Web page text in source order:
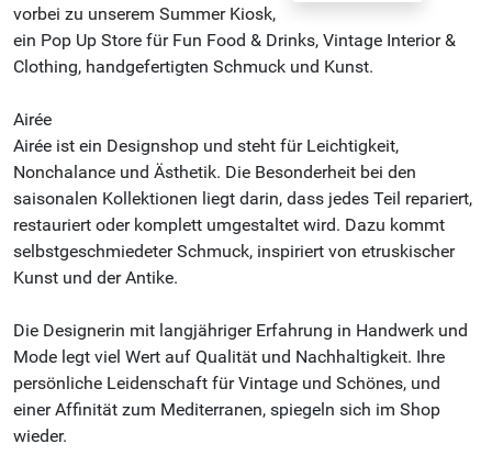
vorbei zu unserem Summer Kiosk,
ein Pop Up Store für Fun Food & Drinks, Vintage Interior &
Clothing, handgefertigten Schmuck und Kunst.
Airée
Airée ist ein Designshop und steht für Leichtigkeit,
Nonchalance und Ästhetik. Die Besonderheit bei den
saisonalen Kollektionen liegt darin, dass jedes Teil repariert,
restauriert oder komplett umgestaltet wird. Dazu kommt
selbstgeschmiedeter Schmuck, inspiriert von etruskischer
Kunst und der Antike.
Die Designerin mit langjähriger Erfahrung in Handwerk und
Mode legt viel Wert auf Qualität und Nachhaltigkeit. Ihre
persönliche Leidenschaft für Vintage und Schönes, und
einer Affinität zum Mediterranen, spiegeln sich im Shop
wieder.